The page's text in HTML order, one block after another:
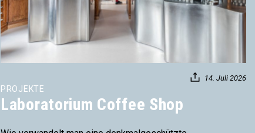
14. Juli 2026
PROJEKTE
Laboratorium Coffee Shop